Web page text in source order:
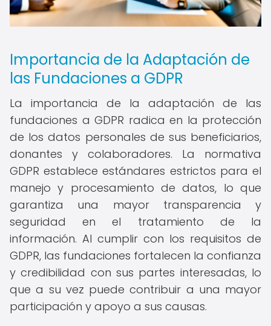
Importancia de la Adaptación de
las Fundaciones a GDPR
La importancia de la adaptación de las
fundaciones a GDPR radica en la protección
de los datos personales de sus beneficiarios,
donantes y colaboradores. La normativa
GDPR establece estándares estrictos para el
manejo y procesamiento de datos, lo que
garantiza una mayor transparencia y
seguridad en el tratamiento de la
información. Al cumplir con los requisitos de
GDPR, las fundaciones fortalecen la confianza
y credibilidad con sus partes interesadas, lo
que a su vez puede contribuir a una mayor
participación y apoyo a sus causas.